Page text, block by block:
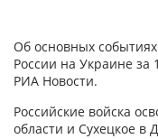
Об основных
России на Украине за
РИА Новости.
Российские войска
области и Сухецкое